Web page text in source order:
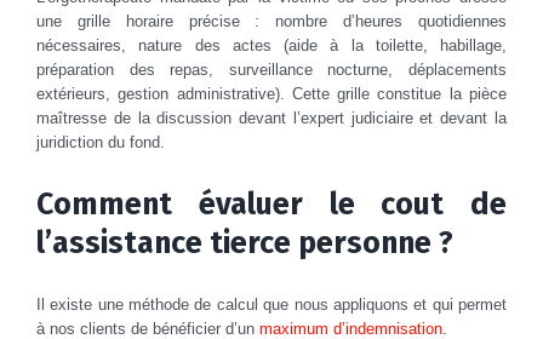
une grille horaire précise : nombre d’heures quotidiennes
nécessaires, nature des actes (aide à la toilette, habillage,
préparation des repas, surveillance nocturne, déplacements
extérieurs, gestion administrative). Cette grille constitue la pièce
maîtresse de la discussion devant l’expert judiciaire et devant la
juridiction du fond.
Comment évaluer le cout de
l’assistance tierce personne ?
Il existe une méthode de calcul que nous appliquons et qui permet
à nos clients de bénéficier d’un maximum d’indemnisation